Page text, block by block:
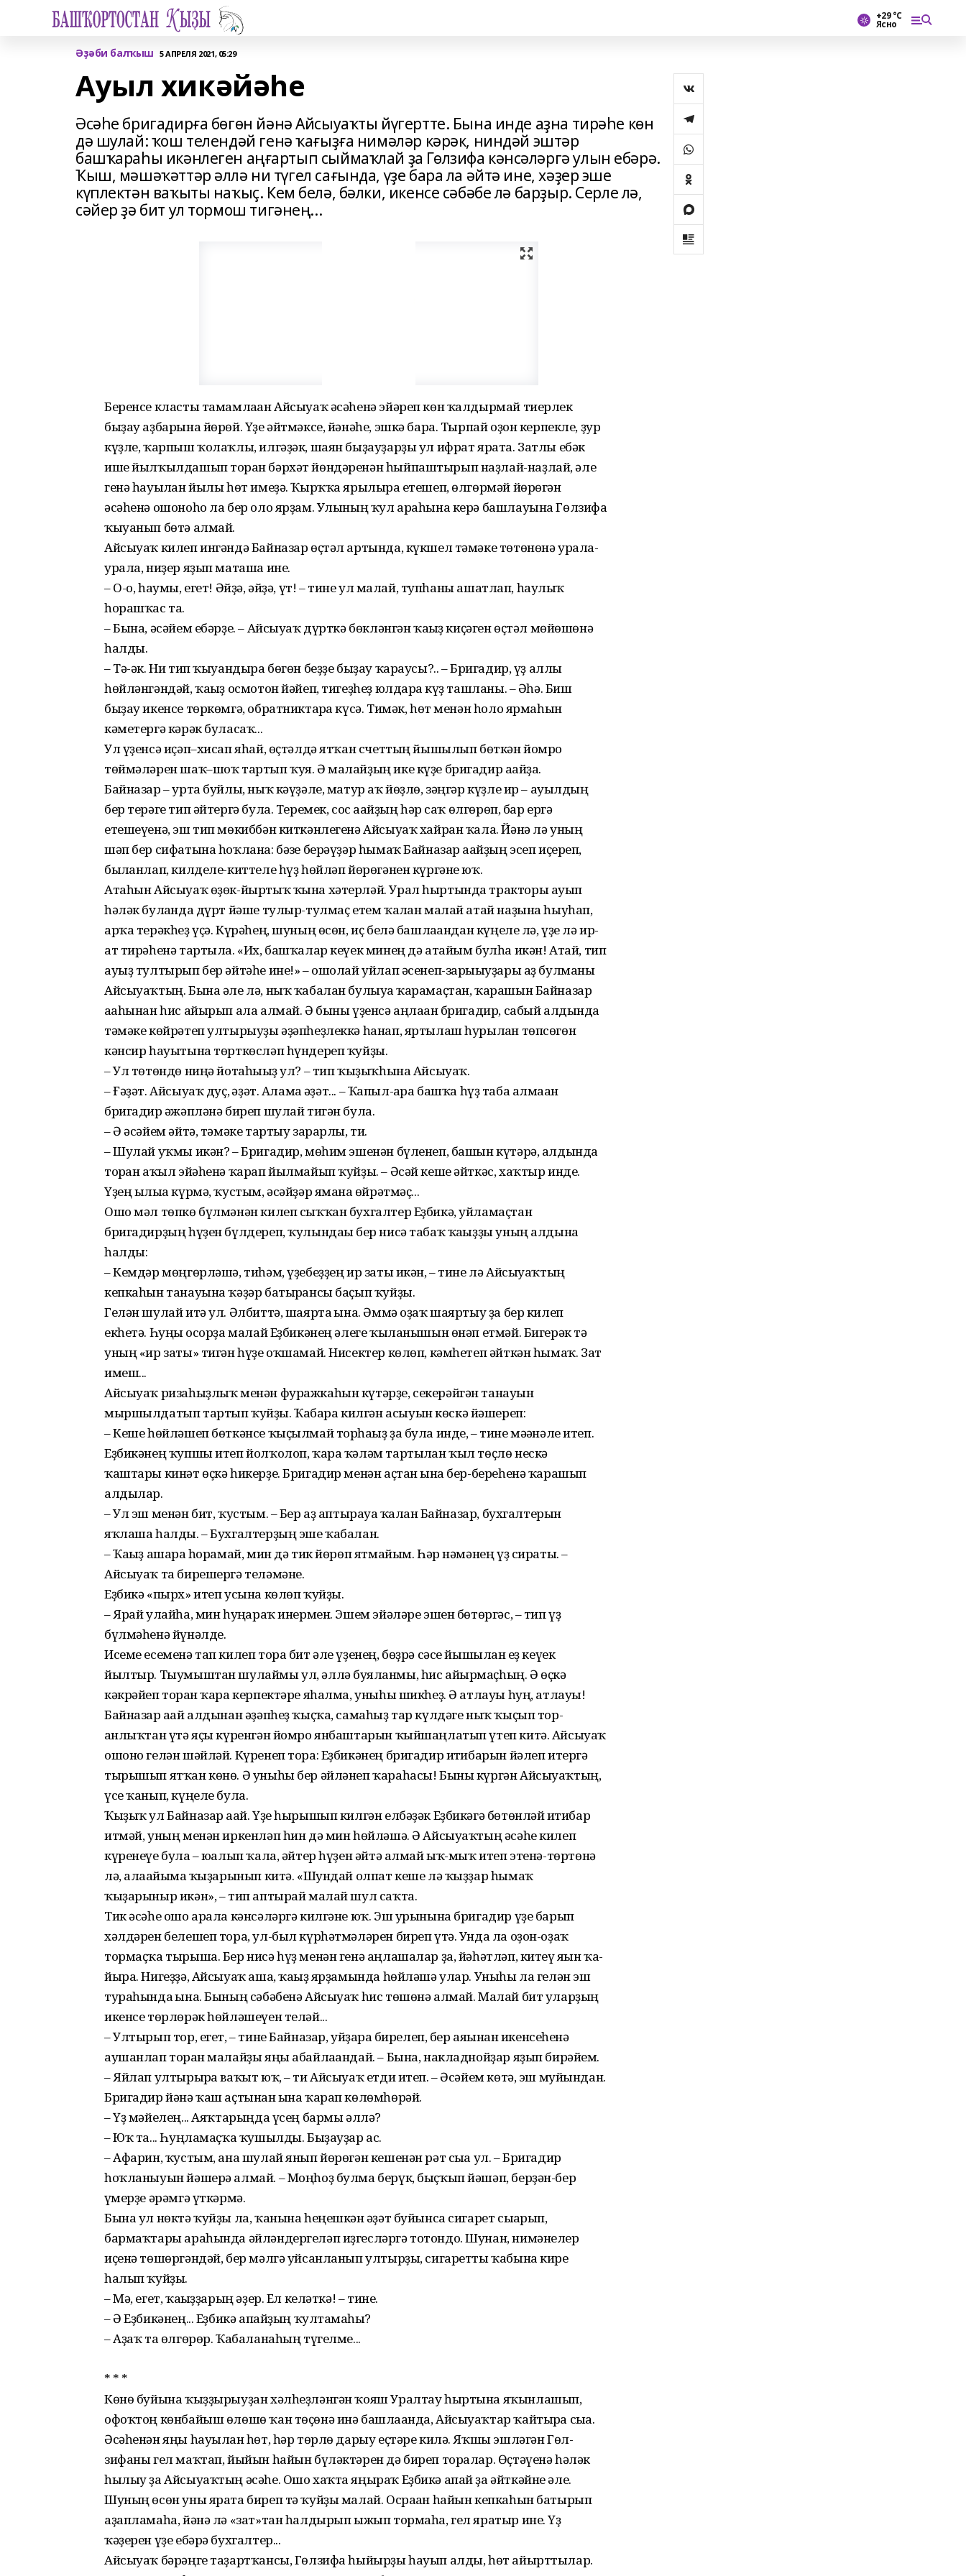
+29 °С
Ясно
Әҙәби балҡыш 5 АПРЕЛЯ 2021, 05:29
Ауыл хикәйәһе
Әсәһе бригадирға бөгөн йәнә Айсыуаҡты йүгертте. Бына инде аҙ­на тирәһе көн
дә шулай: ҡош телен­дәй генә ҡағыҙға нимәләр кәрәк, ниндәй эштәр
башҡараһы икәнлеген аңғартып сыймаҡлай ҙа Гөлзифа кәнсәләргә улын ебәрә.
Ҡыш, мәшә­ҡәттәр әллә ни түгел сағында, үҙе бара ла әйтә ине, хәҙер эше
күплек­тән ваҡыты наҡыҫ. Кем белә, бәлки, икенсе сәбәбе лә барҙыр. Серле лә,
сәйер ҙә бит ул тормош тигәнең...
Беренсе класты тамамлаған Айсыуаҡ әсәһенә эйәреп көн ҡалдырмай тиерлек
быҙау аҙбарына йөрөй. Үҙе әйтмәксе, йәнәһе, эшкә бара. Тырпай оҙон керпекле, ҙур
күҙле, ҡарпыш ҡолаҡлы, илгәҙәк, шаян быҙауҙарҙы ул ифрат ярата. Затлы ебәк
ише йылҡылдашып торған бәрхәт йөндәренән һыйпаштырып наҙлай-наҙлай, әле
генә һауылған йылы һөт имеҙә. Ҡырҡҡа ярылырға етешеп, өлгөрмәй йөрөгән
әсәһенә ошоноһо ла бер оло ярҙам. Улының ҡул араһына керә башлауына Гөлзифа
ҡыуанып бөтә алмай.
Айсыуаҡ килеп ингәндә Байназар өҫтәл артында, күкшел тәмәке төтө­нөнә урала-
урала, ниҙер яҙып мата­ша ине.
– О-о, һаумы, егет! Әйҙә, әйҙә, үт! – тине ул малай, тупһаны ашатлап, һаулыҡ
һорашҡас та.
– Бына, әсәйем ебәрҙе. – Айсыуаҡ дүрткә бөкләнгән ҡағыҙ киҫәген өҫтәл мөйөшөнә
һалды.
– Тә-әк. Ни тип ҡыуандыра бөгөн беҙҙе быҙау ҡараусы?.. – Бригадир, үҙ аллы
һөйләнгәндәй, ҡағыҙ осмотон йәйеп, тигеҙһеҙ юлдарға күҙ ташланы. – Әһә. Биш
быҙау икенсе төркөмгә, обратниктарға кү­сә. Тимәк, һөт менән һоло ярмаһын
кәметергә кәрәк буласаҡ...
Ул үҙенсә иҫәп–хисап яһай, өҫ­тәлдә ятҡан счеттың йышылып бөт­кән йомро
төймәләрен шаҡ–шоҡ тартып ҡуя. Ә малайҙың ике күҙе бригадир ағайҙа.
Байназар – урта буйлы, ныҡ кәү­ҙәле, матур аҡ йөҙлө, зәңгәр күҙле ир – ауылдың
бер терәге тип әйтергә була. Теремек, сос ағайҙың һәр саҡ өлгөрөп, бар ергә
етешеүенә, эш тип мөкиббән киткәнлегенә Айсыуаҡ хайран ҡала. Йәнә лә уның
шәп бер сифатына һоҡлана: бәғзе берәү­ҙәр һымаҡ Байназар ағайҙың эсеп иҫереп,
былғанлап, килделе-киттеле һүҙ һөйләп йөрөгәнен күргәне юҡ.
Атаһын Айсыуаҡ өҙөк-йыртыҡ ҡына хәтерләй. Урал һыртында тракторы ауып
һәләк булғанда дүрт йәше тулыр-тулмаҫ етем ҡалған малай атай наҙына һыуһап,
арҡа терәкһеҙ үҫә. Күрәһең, шуның өсөн, иҫ белә башлағандан күңеле лә, үҙе лә ир-
ат тирәһенә тартыла. «Их, башҡалар кеүек минең дә атайым булһа икән! Атай, тип
ауыҙ тултырып бер әйтәһе ине!» – ошолай уйлап әсенеп-зары­ғыуҙары аҙ булманы
Айсыуаҡтың. Бына әле лә, ныҡ ҡабалан булыуға ҡарамаҫтан, ҡарашын Байназар
аға­һынан һис айырып ала алмай. Ә бы­ны үҙенсә аңлаған бригадир, сабый алдында
тәмәке көйрәтеп ултырыуҙы әҙәпһеҙлеккә һанап, яртылаш һу­рылған төпсөгөн
кәнсир һауытына төрткөсләп һүндереп ҡуйҙы.
– Ул төтөндө ниңә йотаһығыҙ ул? – тип ҡыҙыҡһына Айсыуаҡ.
– Ғәҙәт. Айсыуаҡ дуҫ, ғәҙәт. Алама ғәҙәт... – Ҡапыл-ғара башҡа һүҙ таба алмаған
бригадир ғәжәпләнә биреп шулай тигән була.
– Ә әсәйем әйтә, тәмәке тартыу зарарлы, ти.
– Шулай уҡмы икән? – Бригадир, мөһим эшенән бүленеп, башын кү­тәрә, алдында
торған аҡыл эйәһенә ҡарап йылмайып ҡуйҙы. – Әсәй кеше әйткәс, хаҡтыр инде.
Үҙең ылыға күрмә, ҡустым, әсәйҙәр яманға өй­рәтмәҫ...
Ошо мәл төпкө бүлмәнән килеп сыҡҡан бухгалтер Еҙбикә, уйламаҫ­тан
бригадирҙың һүҙен бүлдереп, ҡулындағы бер нисә табаҡ ҡағыҙҙы уның алдына
һалды:
– Кемдәр мөңгөрләшә, тиһәм, үҙебеҙҙең ир заты икән, – тине лә Айсыуаҡтың
кепкаһын танауына ҡә­ҙәр батырғансы баҫып ҡуйҙы.
Гелән шулай итә ул. Әлбиттә, шаярта ғына. Әммә оҙаҡ шаяртыу ҙа бер килеп
екһетә. Һуңғы осорҙа малай Еҙбикәнең әлеге ҡыланышын өнәп етмәй. Бигерәк тә
уның «ир заты» тигән һүҙе оҡшамай. Нисектер көлөп, кәмһетеп әйткән һымаҡ. Зат
имеш...
Айсыуаҡ ризаһыҙлыҡ менән фуражкаһын күтәрҙе, секерәйгән танауын
мыршылдатып тартып ҡуй­ҙы. Ҡабара килгән асыуын көскә йә­шереп:
– Кеше һөйләшеп бөткәнсе ҡыҫылмай торһағыҙ ҙа була инде, – тине мәғәнәле итеп.
Еҙбикәнең ҡупшы итеп йолҡо­лоп, ҡара ҡәләм тартылған ҡыл төҫлө нескә
ҡаштары кинәт өҫкә һикерҙе. Бригадир менән аҫтан ғына бер-береһенә ҡарашып
алдылар.
– Ул эш менән бит, ҡустым. – Бер аҙ аптырауға ҡалған Байназар, бухгалтерын
яҡлаша һалды. – Бухгалтерҙың эше ҡабалан.
– Ҡағыҙ ашарға һорамай, мин дә тик йөрөп ятмайым. Һәр нәмәнең үҙ сираты. –
Айсыуаҡ та бирешергә теләмәне.
Еҙбикә «пырх» итеп усына көлөп ҡуйҙы.
– Ярай улайһа, мин һуңғараҡ инер­мен. Эшем эйәләре эшен бө­төргәс, – тип үҙ
бүлмәһенә йүнәлде.
Исеме есеменә тап килеп тора бит әле үҙенең, бөҙрә сәсе йышылған еҙ кеүек
йылтыр. Тыумыштан шулаймы ул, әллә буялғанмы, һис айырмаҫһың. Ә өҫкә
кәкрәйеп торған ҡара керпектәре яһалма, уныһы шикһеҙ. Ә атлауы һуң, атлауы!
Байназар ағай алдынан әҙәпһеҙ ҡыҫҡа, самаһыҙ тар күлдәге ныҡ ҡыҫып тор­
ғанлыҡтан үтә яҫы күренгән йомро янбаштарын ҡыйшаңлатып үтеп ки­тә. Айсыуаҡ
ошоно гелән шәйләй. Күренеп тора: Еҙбикәнең бригадир иғтибарын йәлеп итергә
тырышып ятҡан көнө. Ә уныһы бер әйләнеп ҡараһасы! Быны күргән Айсыуаҡ­тың,
үсе ҡанып, күңеле була.
Ҡыҙыҡ ул Байназар ағай. Үҙе һы­рышып килгән елбәҙәк Еҙбикәгә бөтөнләй иғтибар
итмәй, уның ме­нән иркенләп һин дә мин һөйләшә. Ә Айсыуаҡтың әсәһе килеп
күренеүе була – юғалып ҡала, әйтер һүҙен әйтә алмай ыҡ-мыҡ итеп этенә-төртөнә
лә, алағайымға ҡыҙарынып китә. «Шундай олпат кеше лә ҡыҙҙар һымаҡ
ҡыҙарыныр икән», – тип аптырай малай шул саҡта.
Тик әсәһе ошо арала кәнсәләргә килгәне юҡ. Эш урынына бригадир үҙе барып
хәлдәрен белешеп тора, ул-был күрһәтмәләрен биреп үтә. Унда ла оҙон-оҙаҡ
тормаҫҡа тырыша. Бер нисә һүҙ менән генә аңлашалар ҙа, йәһәтләп, китеү яғын ҡа­
йыра. Нигеҙҙә, Айсыуаҡ аша, ҡағыҙ ярҙамында һөйләшә улар. Уныһы ла гелән эш
тураһында ғына. Бының сәбәбенә Айсыуаҡ һис төшөнә алмай. Малай бит уларҙың
икенсе төр­лөрәк һөйләшеүен теләй...
– Ултырып тор, егет, – тине Байназар, уйҙарға бирелеп, бер аяғынан икенсеһенә
аушанлап торған малайҙы яңы абайлағандай. – Бына, накладнойҙар яҙып бирәйем.
– Яйлап ултырырға ваҡыт юҡ, – ти Айсыуаҡ етди итеп. – Әсәйем көтә, эш муйындан.
Бригадир йәнә ҡаш аҫтынан ғына ҡарап көлөмһөрәй.
– Үҙ мәйелең... Аяҡтарыңда үсең бармы әллә?
– Юҡ та... Һуңламаҫҡа ҡушылды. Быҙауҙар ас.
– Афарин, ҡустым, ана шулай янып йөрөгән кешенән рәт сыға ул. – Бригадир
һоҡланыуын йәшерә алмай. – Моңһоҙ булма берүк, быҫҡып йәшәп, берҙән-бер
ғүмерҙе әрәмгә үткәрмә.
Бына ул нөктә ҡуйҙы ла, ҡанына һеңешкән ғәҙәт буйынса сигарет сығарып,
бармаҡтары араһында әйләндергеләп иҙгесләргә тотондо. Шунан, нимәнелер
иҫенә төшөргәндәй, бер мәлгә уйсанланып ултырҙы, сигаретты ҡабына кире
һалып ҡуйҙы.
– Мә, егет, ҡағыҙҙарың әҙер. Ел келәткә! – тине.
– Ә Еҙбикәнең... Еҙбикә апайҙың ҡултамғаһы?
– Аҙаҡ та өлгөрөр. Ҡабаланаһың түгелме...
* * *
Көнө буйына ҡыҙҙырыуҙан хәл­һеҙләнгән ҡояш Уралтау һыртына яҡынлашып,
офоҡтоң көнбайыш өлө­шө ҡан төҫөнә инә башлағанда, Айсыуаҡтар ҡайтырға сыға.
Әсәһе­нән яңы һауылған һөт, һәр төрлө да­рыу еҫтәре килә. Яҡшы эшләгән Гөл­
зифаны гел маҡтап, йыйын һайын бү­ләктәрен дә биреп торалар. Өҫ­тәүенә һәләк
һылыу ҙа Айсыуаҡ­тың әсәһе. Ошо хаҡта яңыраҡ Еҙби­кә апай ҙа әйткәйне әле.
Шуның өсөн уны ярата биреп тә ҡуйҙы малай. Ос­раған һайын кепкаһын баты­рып
аҙап­ламаһа, йәнә лә «зат»тан һалды­рып ыжып тормаһа, гел яратыр ине. Үҙ
ҡәҙерен үҙе ебәрә бухгалтер...
Айсыуаҡ бәрәңге таҙартҡансы, Гөлзифа һыйырҙы һауып алды, һөт айырттылар.